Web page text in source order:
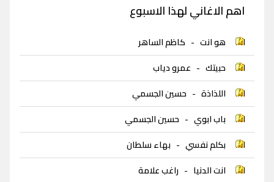
اهم الاغاني لهذا الاسبوع
هو انت - كاظم الساهر
حبيتك - عمرو دياب
اللذاذة - حسين الجسمي
باب ابوي - حسين الجسمي
بكلم نفسي - بهاء سلطان
انت الدنيا - راغب علامة